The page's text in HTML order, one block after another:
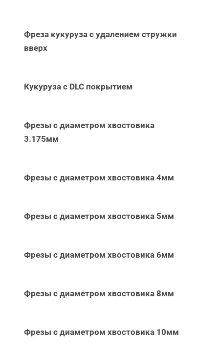
Фреза кукуруза с удалением стружки
вверх
Кукуруза с DLC покрытием
Фрезы с диаметром хвостовика
3.175мм
Фрезы с диаметром хвостовика 4мм
Фрезы с диаметром хвостовика 5мм
Фрезы с диаметром хвостовика 6мм
Фрезы с диаметром хвостовика 8мм
Фрезы с диаметром хвостовика 10мм